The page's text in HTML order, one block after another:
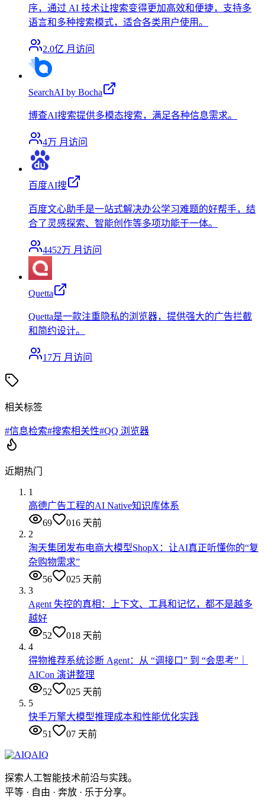
序，通过 AI 技术让搜索变得更加高效和便捷，支持多
语言和多种搜索模式，适合各类用户使用。
2.0亿 月访问
SearchAI by Bocha
博查AI搜索提供多模态搜索，满足各种信息需求。
4万 月访问
百度AI搜
百度文心助手是一站式解决办公学习难题的好帮手，结
合了灵感探索、智能创作等多项功能于一体。
4452万 月访问
Quetta
Quetta是一款注重隐私的浏览器，提供强大的广告拦截
和简约设计。
17万 月访问
相关标签
#信息检索#搜索相关性#QQ 浏览器
近期热门
1
高德广告工程的AI Native知识库体系
69
016 天前
2
淘天集团发布电商大模型ShopX：让AI真正听懂你的“复
杂购物需求”
56
025 天前
3
Agent 失控的真相：上下文、工具和记忆，都不是越多
越好
52
018 天前
4
得物推荐系统诊断 Agent：从 “调接口” 到 “会思考”｜
AICon 演讲整理
52
025 天前
5
快手万擎大模型推理成本和性能优化实践
51
07 天前
AIQ
探索人工智能技术前沿与实践。
平等 · 自由 · 奔放 · 乐于分享。